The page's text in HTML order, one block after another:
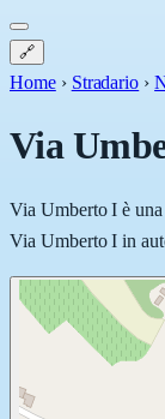
🔗
Home › Stradario ›
Via
Via Umberto I è
Via Umberto I in